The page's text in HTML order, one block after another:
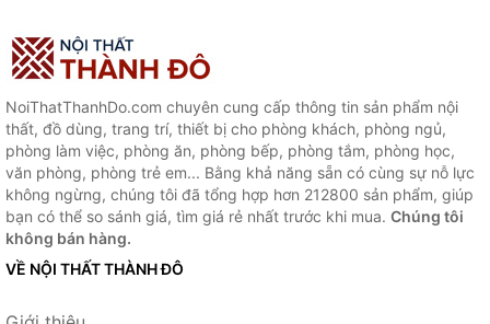
NoiThatThanhDo.com chuyên cung cấp thông tin sản phẩm nội
thất, đồ dùng, trang trí, thiết bị cho phòng khách, phòng ngủ,
phòng làm việc, phòng ăn, phòng bếp, phòng tắm, phòng học,
văn phòng, phòng trẻ em... Bằng khả năng sẵn có cùng sự nỗ lực
không ngừng, chúng tôi đã tổng hợp hơn 212800 sản phẩm, giúp
bạn có thể so sánh giá, tìm giá rẻ nhất trước khi mua. Chúng tôi
không bán hàng.
VỀ NỘI THẤT THÀNH ĐÔ